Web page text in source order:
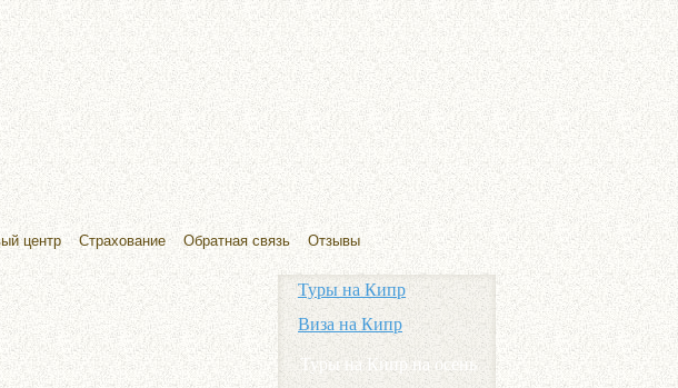
центр Страхование Обратная связь Отзывы
Туры на Кипр
Виза на Кипр
Туры на Кипр на осень